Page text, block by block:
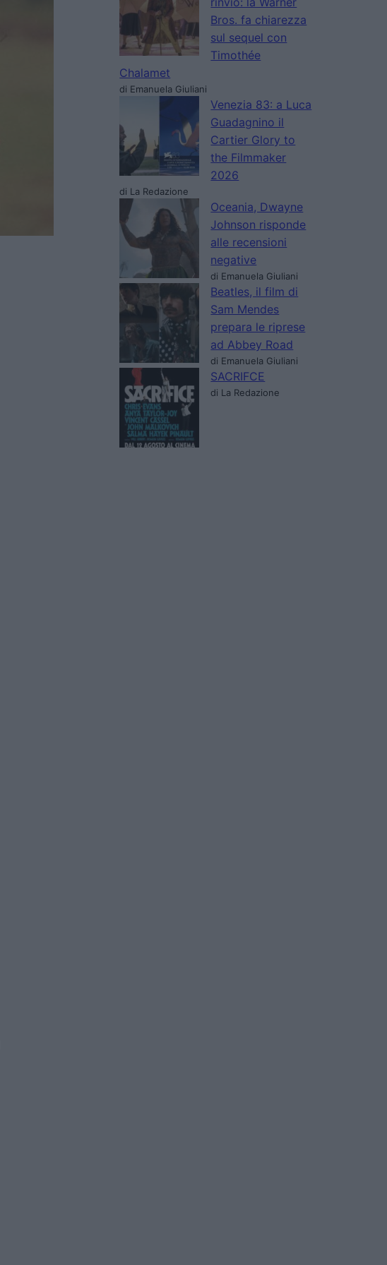
Bros. fa chiarezza
sul sequel con
Timothée
Chalamet
di Emanuela Giuliani
Venezia 83: a Luca
Guadagnino il
Cartier Glory to
the Filmmaker
2026
di La Redazione
Oceania, Dwayne
Johnson risponde
alle recensioni
negative
di Emanuela Giuliani
Beatles, il film di
Sam Mendes
prepara le riprese
ad Abbey Road
di Emanuela Giuliani
SACRIFCE
di La Redazione